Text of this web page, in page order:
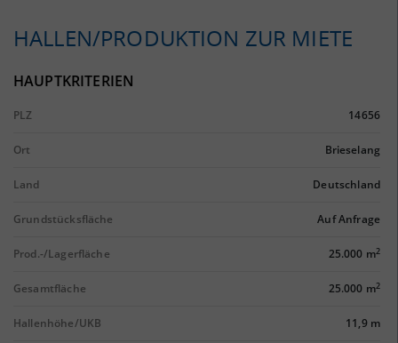
HALLEN/PRODUKTION ZUR MIETE
HAUPTKRITERIEN
PLZ 14656
Ort Brieselang
Land Deutschland
Grundstücksfläche Auf Anfrage
Prod.-/Lagerfläche 25.000 m2
Gesamtfläche 25.000 m2
Hallenhöhe/UKB 11,9 m